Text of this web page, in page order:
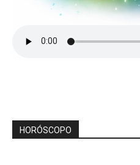
HORÓSCOPO